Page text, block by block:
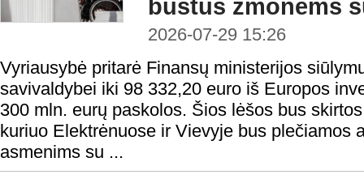
būstus žmonėms
2026-07-29 15:26
Vyriausybė pritarė Finansų ministerijos
savivaldybei iki 98 332,20 euro iš Europos
300 mln. eurų paskolos. Šios lėšos bus
kuriuo Elektrėnuose ir Vievyje bus plečiamos
asmenims su ...